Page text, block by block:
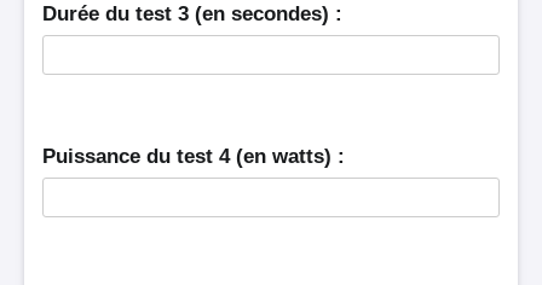
Durée du test 3 (en secondes) :
Puissance du test 4 (en watts) :